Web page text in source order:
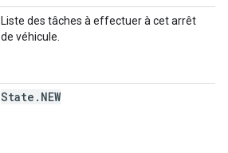
Liste des tâches à effectuer à cet arrêt
de véhicule.
State . NEW